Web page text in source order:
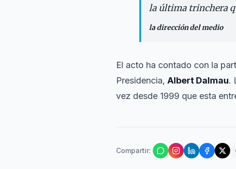
la última trinchera
la dirección del medio
El acto ha contado con la
Presidencia, Albert Dalmau.
vez desde 1999 que esta
Compartir: